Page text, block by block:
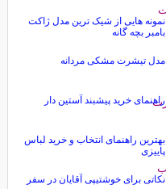
نمونه هایی از شیک ترین مدل ژاکت
بامبر بچه گانه
مدل تیشرت مشکی مردانه
راهنمای خرید پیشبند آستین دار
بهترین راهنمای انتخاب و خرید لباس
پاییزی
نكاتى براى خوشتيپى آقايان در سفر